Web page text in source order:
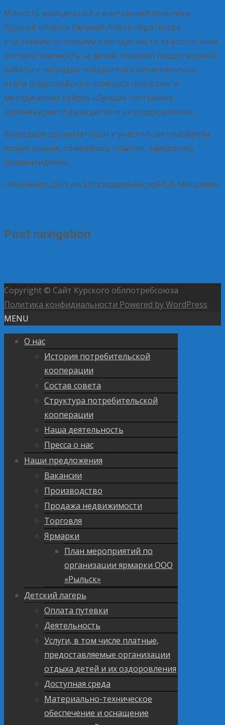
Министр молодежной и внутренней политики
Курской области Евгений Лобов обратился к
участникам со словами благодарности за воспитание
и ответственность за детей, пожелал плодотворной
работы и наградил победителей регионального
этапа Всероссийского конкурса программ и
методических кейсов «Лучшая программа
организации отдыха детей и их оздоровления».
Благодаря организаторам и участникам приобрели
новые знания, обменялись опытом, зарядились
новыми идеями.
Начальник ДОЛ им.З.Космодемьянской Е.В. Мицкевич
Post navigation
Copyright © Сайт Курского облпотребсоюза
Политика конфидиальности Powered by WordPress
MENU
О нас
История потребительской
кооперации
Состав совета
Структура потребительской
кооперации
Наша деятельность
Пресса о нас
Наши предложения
Вакансии
Производство
Продажа недвижимости
Торговля
Ярмарки
План мероприятий по
организации ярмарки ООО
«Рыльск»
Детский лагерь
Оплата путевки
Деятельность
Услуги, в том числе платные,
предоставляемые организации
отдыха детей и их оздоровления
Доступная среда
Материально-техническое
обеспечение и оснащение